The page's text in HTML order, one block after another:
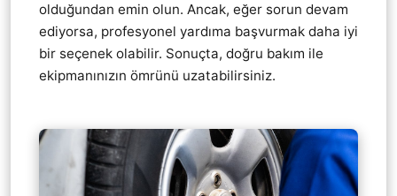
olduğundan emin olun. Ancak, eğer sorun devam
ediyorsa, profesyonel yardıma başvurmak daha iyi
bir seçenek olabilir. Sonuçta, doğru bakım ile
ekipmanınızın ömrünü uzatabilirsiniz.